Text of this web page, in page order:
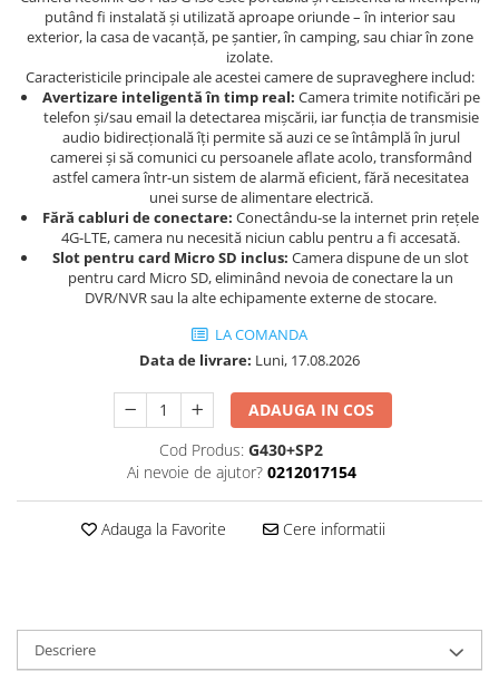
putând fi instalată și utilizată aproape oriunde – în interior sau
exterior, la casa de vacanță, pe șantier, în camping, sau chiar în zone
izolate.
Caracteristicile principale ale acestei camere de supraveghere includ:
Avertizare inteligentă în timp real: Camera trimite notificări pe
telefon și/sau email la detectarea mișcării, iar funcția de transmisie
audio bidirecțională îți permite să auzi ce se întâmplă în jurul
camerei și să comunici cu persoanele aflate acolo, transformând
astfel camera într-un sistem de alarmă eficient, fără necesitatea
unei surse de alimentare electrică.
Fără cabluri de conectare: Conectându-se la internet prin rețele
4G-LTE, camera nu necesită niciun cablu pentru a fi accesată.
Slot pentru card Micro SD inclus: Camera dispune de un slot
pentru card Micro SD, eliminând nevoia de conectare la un
DVR/NVR sau la alte echipamente externe de stocare.
LA COMANDA
Data de livrare: Luni, 17.08.2026
ADAUGA IN COS
Cod Produs: G430+SP2
Ai nevoie de ajutor? 0212017154
Adauga la Favorite Cere informatii
Descriere